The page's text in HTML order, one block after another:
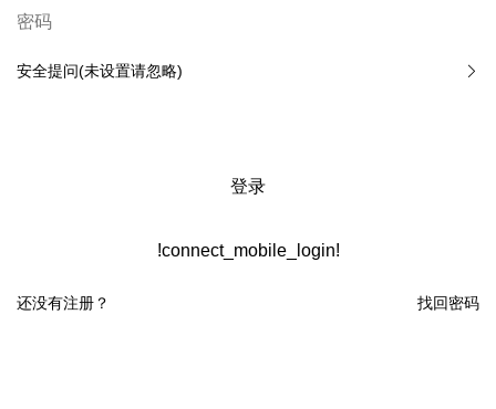
安全提问(未设置请忽略)
登录
!connect_mobile_login!
找回密码
还没有注册？